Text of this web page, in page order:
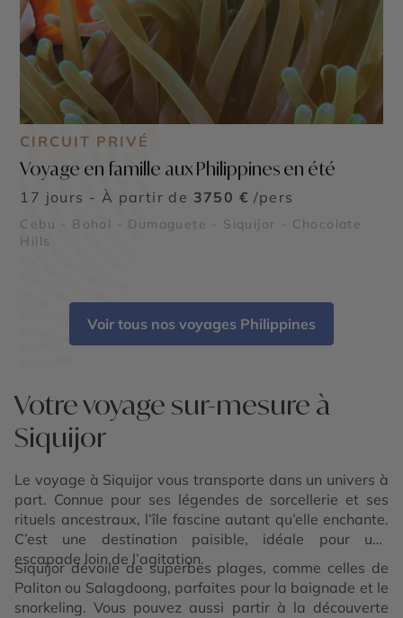
CIRCUIT PRIVÉ
Voyage en famille aux Philippines en été
17 jours - À partir de 3750 € /pers
Cebu - Bohol - Dumaguete - Siquijor - Chocolate
Hills
Voir tous nos voyages Philippines
Votre voyage sur-mesure à
Siquijor
Le voyage à Siquijor vous transporte dans un univers à
part. Connue pour ses légendes de sorcellerie et ses
rituels ancestraux, l’île fascine autant qu’elle enchante.
C’est une destination paisible, idéale pour une
escapade loin de l’agitation.
Siquijor dévoile de superbes plages, comme celles de
Paliton ou Salagdoong, parfaites pour la baignade et le
snorkeling. Vous pouvez aussi partir à la découverte